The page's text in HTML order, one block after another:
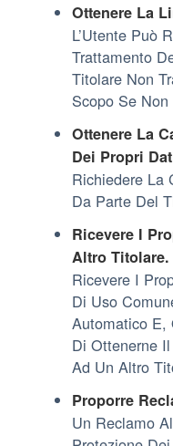
Ottenere La
L’Utente Può
Trattamento
Titolare Non
Scopo Se
Ottenere La
Dei Propri
Richiedere La
Da Parte Del
Ricevere I
Altro Titolare.
Ricevere I
Di Uso
Automatico E,
Di Ottenerne
Ad Un Altro
Proporre
Un Reclamo